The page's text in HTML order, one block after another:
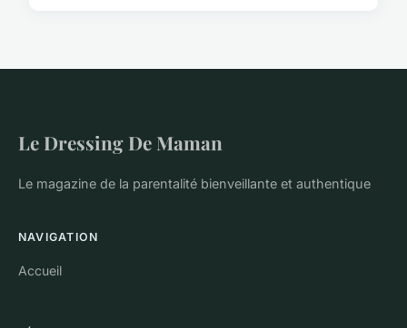
Le Dressing De Maman
Le magazine de la parentalité bienveillante et authentique
NAVIGATION
Accueil